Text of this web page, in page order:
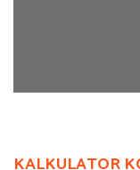
KALKULATOR